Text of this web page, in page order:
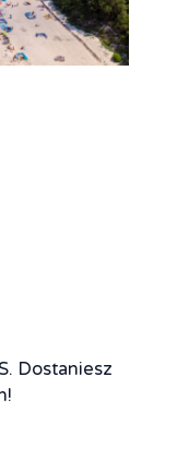
Dostaniesz